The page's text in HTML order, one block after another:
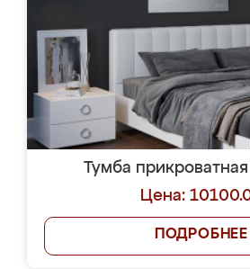
Тумба
Цена:
ПОДРОБНЕЕ